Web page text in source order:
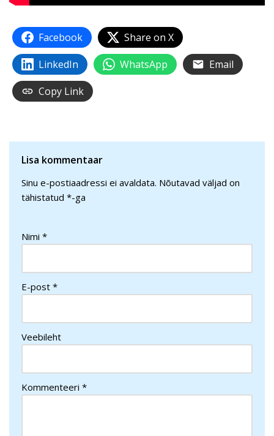
Facebook
Share on X
LinkedIn
WhatsApp
Email
Copy Link
Lisa kommentaar
Sinu e-postiaadressi ei avaldata. Nõutavad väljad on
tähistatud *-ga
Nimi *
E-post *
Veebileht
Kommenteeri *